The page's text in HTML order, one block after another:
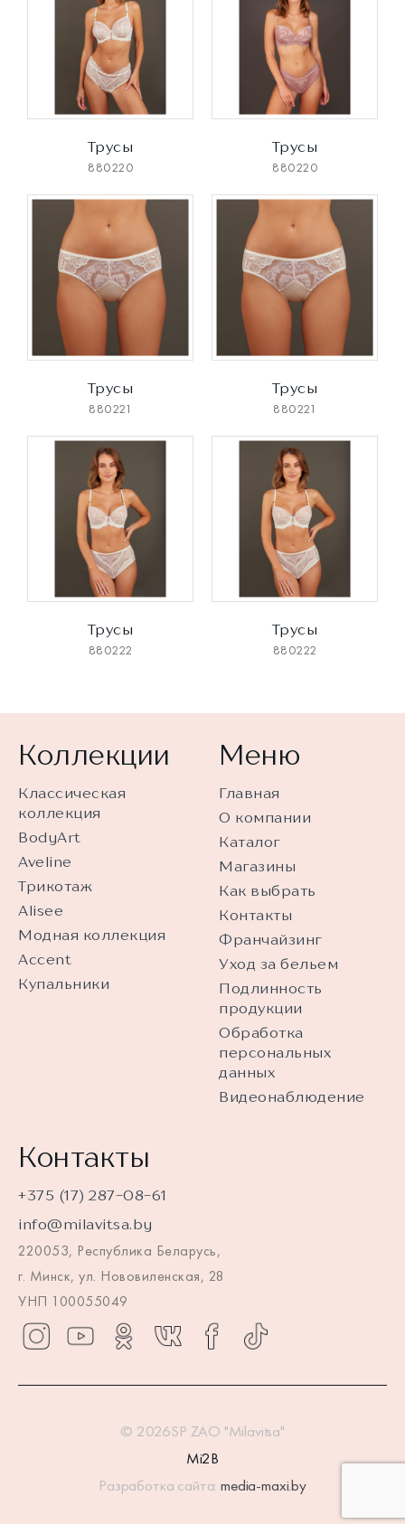
Трусы
880220
Трусы
880220
Трусы
880221
Трусы
880221
Трусы
880222
Трусы
880222
Коллекции
Классическая
коллекция
BodyArt
Aveline
Трикотаж
Alisee
Модная коллекция
Accent
Купальники
Меню
Главная
О компании
Каталог
Магазины
Как выбрать
Контакты
Франчайзинг
Уход за бельем
Подлинность
продукции
Обработка
персональных
данных
Видеонаблюдение
Контакты
+375 (17) 287-08-61
info@milavitsa.by
220053, Республика Беларусь,
г. Минск, ул. Нововиленская, 28
УНП 100055049
© 2026SP ZAO "Milavitsa"
Mi2B
Разработка сайта:media-maxi.by